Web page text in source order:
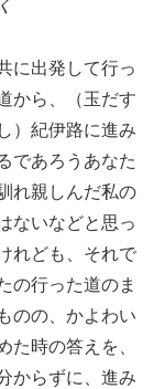
に出発して行っ
から、（玉だす
）紀伊路に進み
であろうあなた
れ親しんだ私の
ないなどと思っ
れども、それで
の行った道のま
のの、かよわい
た時の答えを、
からずに、進み